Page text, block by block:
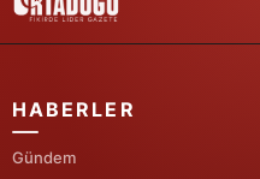
HABERLER
Gündem